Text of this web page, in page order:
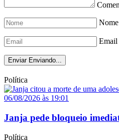
Nome
Email
Enviar Enviando...
Política
06/08/2026 às 19:01
Janja pede bloqueio
Política